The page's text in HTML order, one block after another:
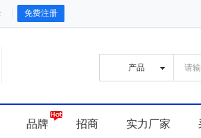
免费注册
品牌 招商 实力厂家